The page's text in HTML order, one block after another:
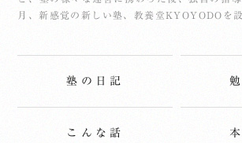
月、新感覚の新しい塾、教養堂KYOYODOを設
塾の日記
こんな話